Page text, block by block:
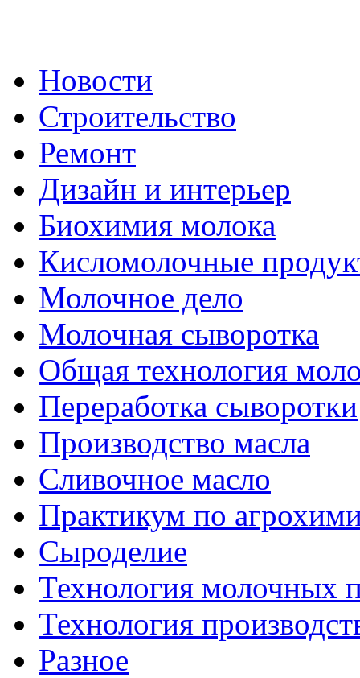
Новости
Строительство
Ремонт
Дизайн и интерьер
Биохимия молока
Кисломолочные
Молочное дело
Молочная сыворотка
Общая технология
Переработка сыворотки
Производство масла
Сливочное масло
Практикум по
Сыроделие
Технология молочных
Технология
Разное